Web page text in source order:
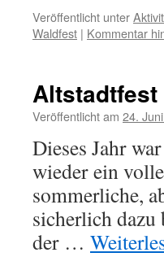
Veröffentlicht unter
Waldfest | Kommentar
Altstadtfest
Veröffentlicht am 24.
Dieses Jahr
wieder ein
sommerliche,
sicherlich dazu
der …